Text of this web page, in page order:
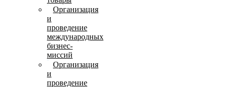
Организация
и
проведение
международных
бизнес-
миссий
Организация
и
проведение